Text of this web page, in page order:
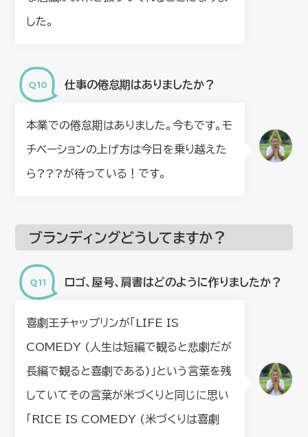
した。
仕事の倦怠期はありましたか？
本業での倦怠期はありました。今もです。モ
チベーションの上げ方は今日を乗り越えた
ら???が待っている！です。
ブランディングどうしてますか？
ロゴ、屋号、肩書はどのように作りましたか？
喜劇王チャップリンが「LIFE IS
COMEDY (人生は短編で観ると悲劇だが
長編で観ると喜劇である)」という言葉を残
していてその言葉が米づくりと同じに思い
「RICE IS COMEDY (米づくりは喜劇